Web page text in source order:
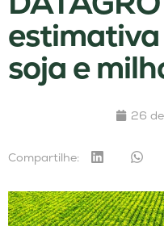
soja e
26
Compartilhe: